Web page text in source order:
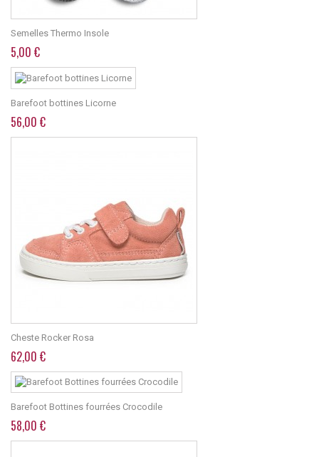
Semelles Thermo Insole
5,00 €
Barefoot bottines Licorne
56,00 €
Cheste Rocker Rosa
62,00 €
Barefoot Bottines fourrées Crocodile
58,00 €